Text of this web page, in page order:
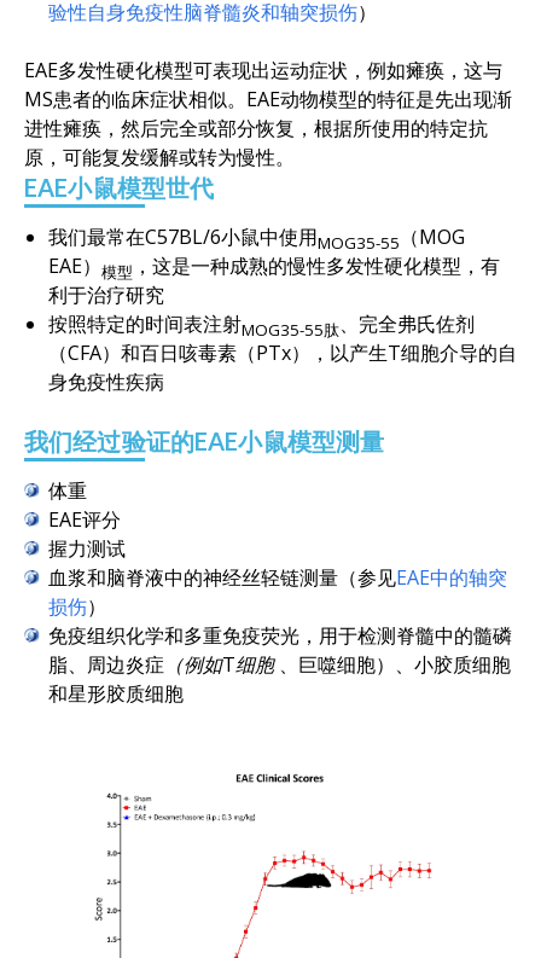
验性自身免疫性脑脊髓炎和轴突损伤）
EAE多发性硬化模型可表现出运动症状，例如瘫痪，这与
MS患者的临床症状相似。EAE动物模型的特征是先出现渐
进性瘫痪，然后完全或部分恢复，根据所使用的特定抗
原，可能复发缓解或转为慢性。
EAE小鼠模型世代
我们最常在C57BL/6小鼠中使用MOG35-55
（MOG
EAE） 模型 ，这是一种成熟的慢性多发性硬化模型，有
利于治疗研究
按照特定的时间表注射MOG35-55肽、完全弗氏佐剂
（CFA）和百日咳毒素（PTx），以产生T细胞介导的自
身免疫性疾病
我们经过验证的EAE小鼠模型测量
体重
EAE评分
握力测试
血浆和脑脊液中的神经丝轻链测量（参见EAE中的轴突
损伤）
免疫组织化学和多重免疫荧光，用于检测脊髓中的髓磷
脂、周边炎症 （例如T细胞 、巨噬细胞）、小胶质细胞
和星形胶质细胞